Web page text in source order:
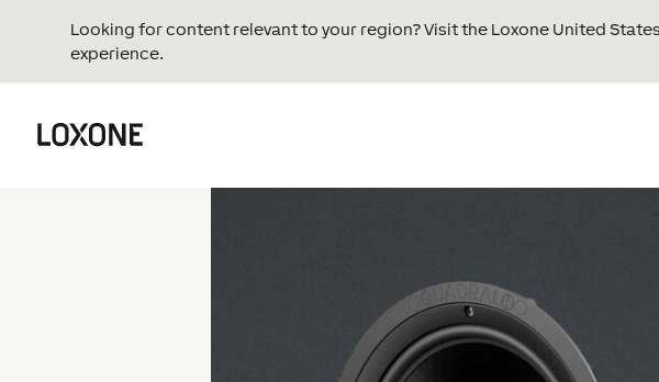
Looking for content relevant to your region? Visit the Loxone United
experience.